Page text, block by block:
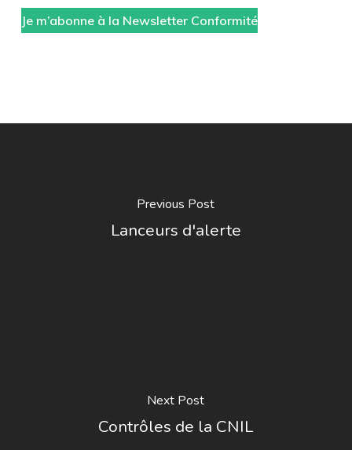
Je m’abonne à la Newsletter Conformité
Previous Post
Lanceurs d'alerte
Next Post
Contrôles de la CNIL